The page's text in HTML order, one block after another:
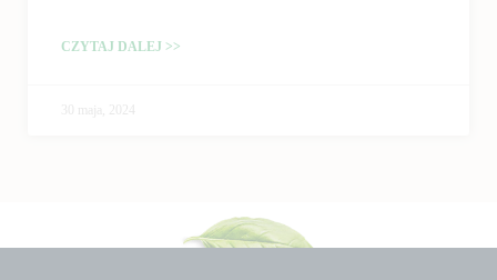
CZYTAJ DALEJ >>
30 maja, 2024